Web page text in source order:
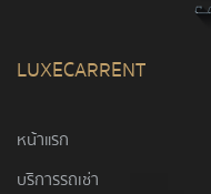
LUXECARRENT
หน้าแรก
บริการรถเช่า